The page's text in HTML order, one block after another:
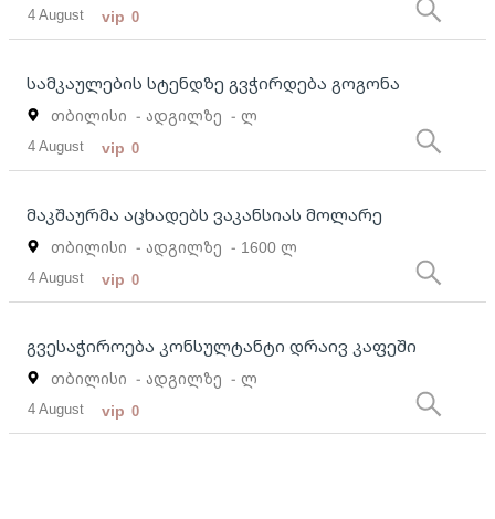
4 August vip 0
სამკაულების სტენდზე გვჭირდება გოგონა
თბილისი - ადგილზე - ლ
4 August vip 0
მაკშაურმა აცხადებს ვაკანსიას მოლარე
თბილისი - ადგილზე - 1600 ლ
4 August vip 0
გვესაჭიროება კონსულტანტი დრაივ კაფეში
თბილისი - ადგილზე - ლ
4 August vip 0